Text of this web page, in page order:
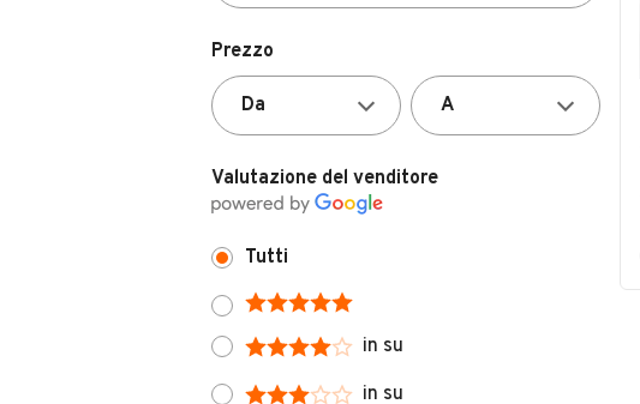
Prezzo
Valutazione del venditore
Tutti
in su
in su